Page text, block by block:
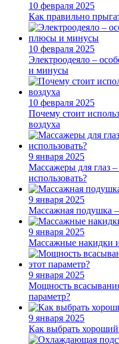
10 февраля 2025
Как правильно
10 февраля 2025
Электроодеяло –
и минусы
10 февраля 2025
Почему стоит
воздуха
9 января 2025
Массажеры для глаз
использовать?
9 января 2025
Массажная подушка –
9 января 2025
Массажные накидки
9 января 2025
Мощность
параметр?
9 января 2025
Как выбрать хороший